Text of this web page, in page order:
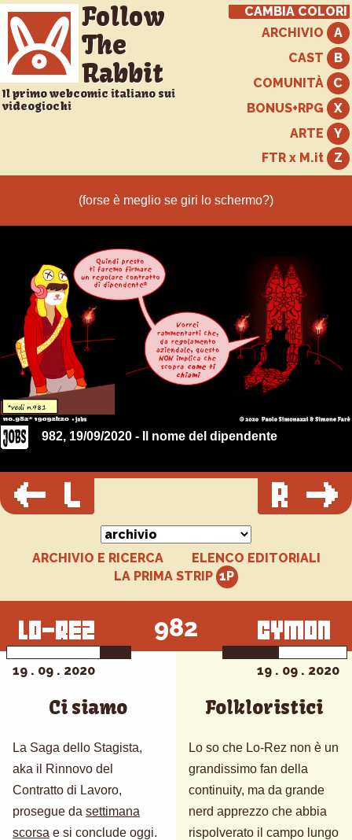
Follow
The
Rabbit
Il primo webcomic italiano sui
videogiochi
CAMBIA COLORI
ARCHIVIO
CAST
COMUNITÀ
BONUS+RPG
ARTE
FTR x M.it
982, 19/09/2020 - Il nome del dipendente
ARCHIVIO E RICERCA
ELENCO EDITORIALI
LA PRIMA STRIP
982
19 . 09 . 2020
Ci siamo
La Saga dello Stagista,
aka il Rinnovo del
Contratto di Lavoro,
prosegue da settimana
scorsa e si conclude oggi.
19 . 09 . 2020
Folkloristici
Lo so che Lo-Rez non è un
grandissimo fan della
continuity, ma da grande
nerd apprezzo che abbia
rispolverato il campo lungo